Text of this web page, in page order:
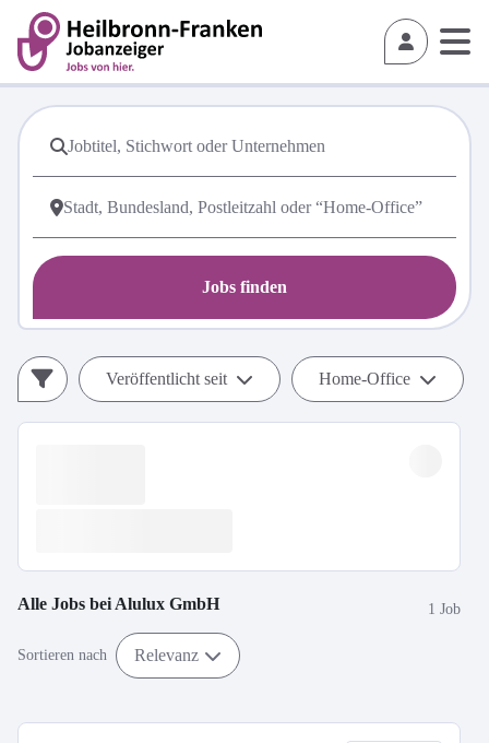
Jobs finden
Veröffentlicht seit Home-Office
Alle Jobs bei Alulux GmbH 1 Job
Sortieren nach Relevanz